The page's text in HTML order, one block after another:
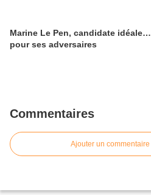
Marine Le Pen, candidate idéale…
pour ses adversaires
Commentaires
Ajouter un commentaire